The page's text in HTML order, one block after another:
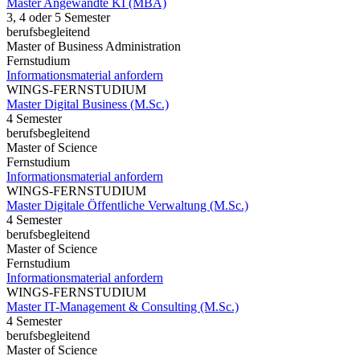
Master Angewandte KI (MBA)
3, 4 oder 5 Semester
berufsbegleitend
Master of Business Administration
Fernstudium
Informationsmaterial anfordern
WINGS-FERNSTUDIUM
Master Digital Business (M.Sc.)
4 Semester
berufsbegleitend
Master of Science
Fernstudium
Informationsmaterial anfordern
WINGS-FERNSTUDIUM
Master Digitale Öffentliche Verwaltung (M.Sc.)
4 Semester
berufsbegleitend
Master of Science
Fernstudium
Informationsmaterial anfordern
WINGS-FERNSTUDIUM
Master IT-Management & Consulting (M.Sc.)
4 Semester
berufsbegleitend
Master of Science